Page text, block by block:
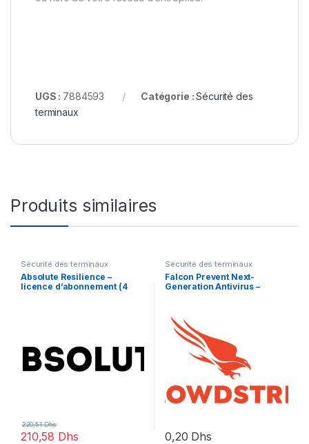
UGS : 7884593 Catégorie :Sécurité des
terminaux
Produits similaires
Sécurité des terminaux
Absolute Resilience –
licence d’abonnement (4
210,58 Dhs
220,51Dhs
Sécurité des terminaux
Falcon Prevent Next-
Generation Antivirus –
0,20 Dhs